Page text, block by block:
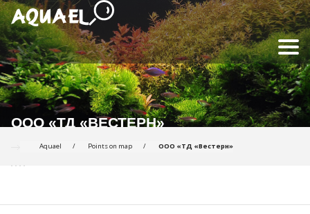
ООО «ТД «ВЕСТЕРН»
Aquael Points on map ООО «ТД «Вестерн»